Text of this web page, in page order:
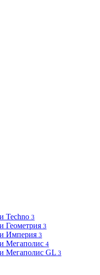
Techno 3
Геометрия 3
Империя 3
Мегаполис 4
Мегаполис GL 3